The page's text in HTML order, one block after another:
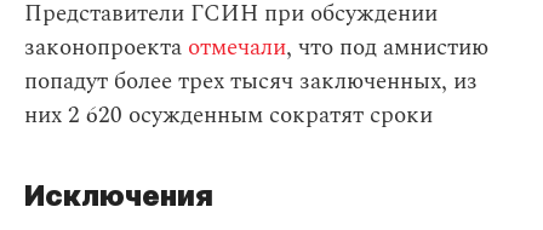
Представители ГСИН при обсуждении
законопроекта отмечали, что под амнистию
попадут более трех тысяч заключенных, из
них 2 620 осужденным сократят сроки
Исключения